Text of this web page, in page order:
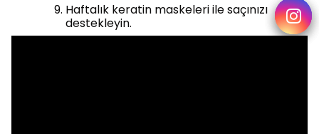
Haftalık keratin maskeleri ile saçınızı
destekleyin.